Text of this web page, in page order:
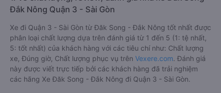
Đắk Nông Quận 3 - Sài Gòn
Xe đi Quận 3 - Sài Gòn từ Đăk Song - Đắk Nông tốt nhất được
phân loại chất lượng dựa trên đánh giá từ 1 đến 5 (1: tệ nhất,
5: tốt nhất) của khách hàng với các tiêu chí như: Chất lượng
xe, Đúng giờ, Chất lượng phục vụ trên Vexere.com. Đánh giá
này được viết trực tiếp bởi các khách hàng đã trải nghiệm
các hãng Xe Đăk Song - Đắk Nông đi Quận 3 - Sài Gòn.